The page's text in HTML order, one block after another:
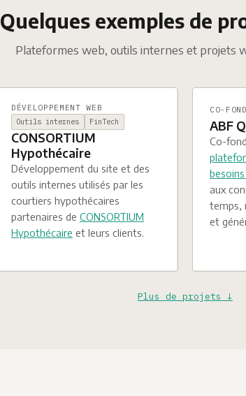
Quelques exemples de
Plateformes web, outils internes et projets
DÉVELOPPEMENT WEB
Outils internes
FinTech
CONSORTIUM
Hypothécaire
Développement du site et des
outils internes utilisés par les
courtiers hypothécaires
partenaires de CONSORTIUM
Hypothécaire et leurs clients.
CO-
ABF
Co-
aux
temps,
et
Plus de projets ↓